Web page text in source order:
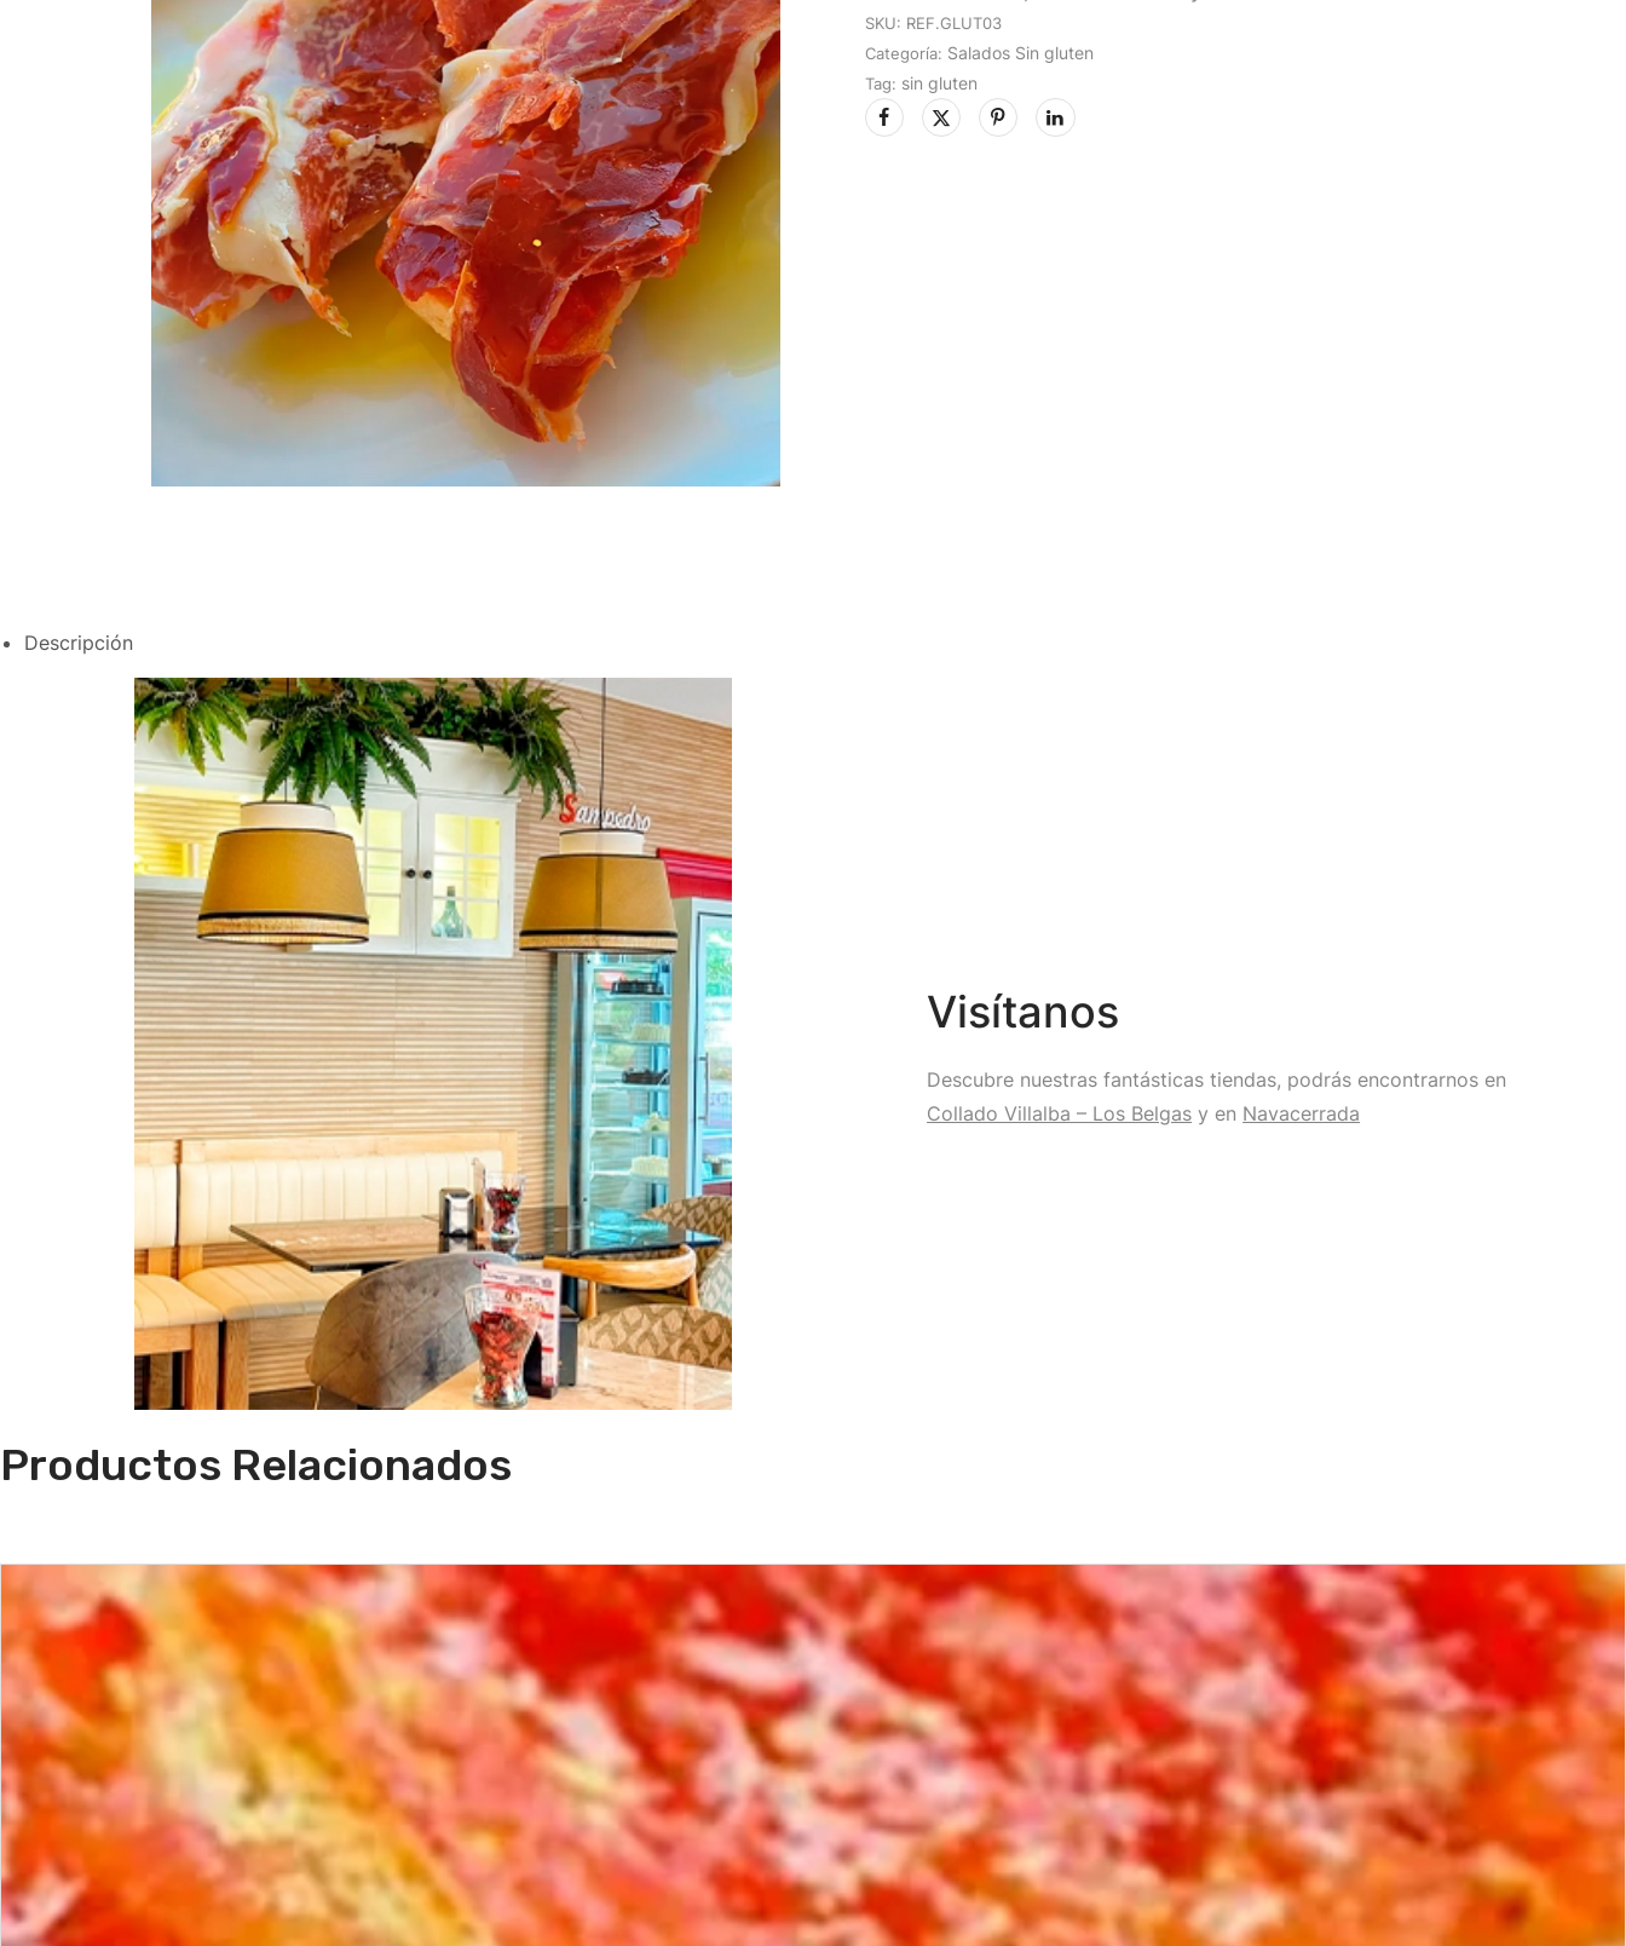
SKU: REF.GLUT03
Categoría: Salados Sin gluten
Tag: sin gluten
Descripción
Visítanos
Descubre nuestras fantásticas tiendas, podrás encontrarnos en
Collado Villalba – Los Belgas y en Navacerrada
Productos Relacionados